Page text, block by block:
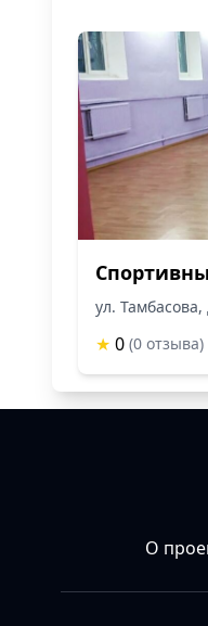
ул. Тамбасова,
★ 0 (0 отзыва)
О